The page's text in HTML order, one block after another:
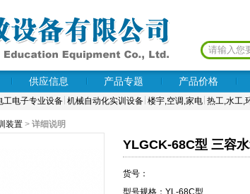
供应信息 产品专题 产品价格
工电子专业设备 机械自动化实训设备 楼宇,空调,家电 热工,水工,
装置 > 详细说明
YLGCK-68C型 三容
货号：
型号规格：YL-68C型